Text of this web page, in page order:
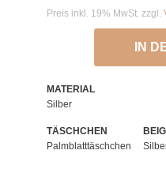
Preis inkl. 19% MwSt. zzgl.
IN
MATERIAL
Silber
TÄSCHCHEN
Palmblatttäschchen